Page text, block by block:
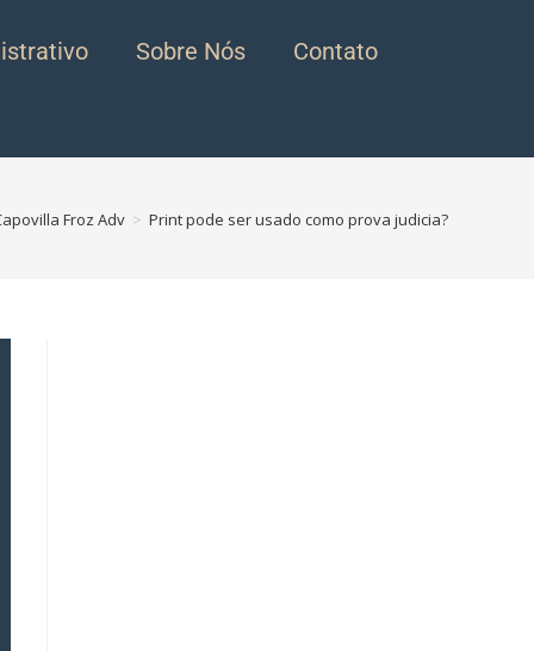
Sobre Nós
Contato
Froz Adv > Print pode ser usado como prova judicia?